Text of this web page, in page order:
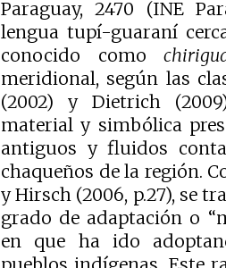
Paraguay, 2470 (INE
lengua tupí-guaraní
conocido como
meridional, según las
(2002) y Dietrich
material y simbólica
antiguos y fluidos
chaqueños de la región.
y Hirsch (2006, p.27), se
grado de adaptación o
en que ha ido